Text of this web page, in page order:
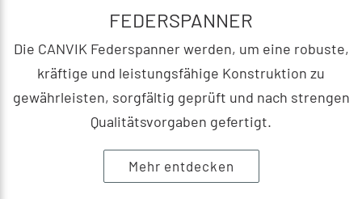
FEDERSPANNER
Die CANVIK Federspanner werden, um eine robuste,
kräftige und leistungsfähige Konstruktion zu
gewährleisten, sorgfältig geprüft und nach strengen
Qualitätsvorgaben gefertigt.
Mehr entdecken